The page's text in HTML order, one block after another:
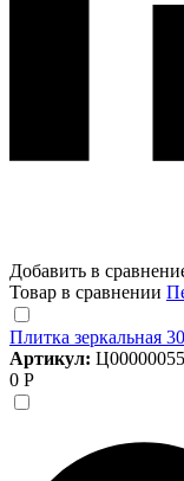
Добавить в
Товар в сравнении
Плитка зеркальная
Артикул:
0 Р